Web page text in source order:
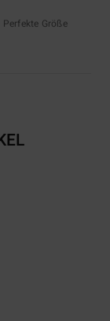
Perfekte Größe